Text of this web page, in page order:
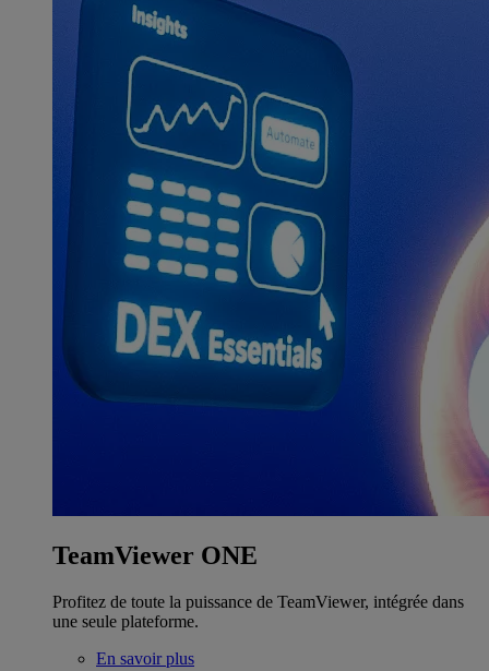
TeamViewer ONE
Profitez de toute la puissance de TeamViewer, intégrée dans
une seule plateforme.
En savoir plus